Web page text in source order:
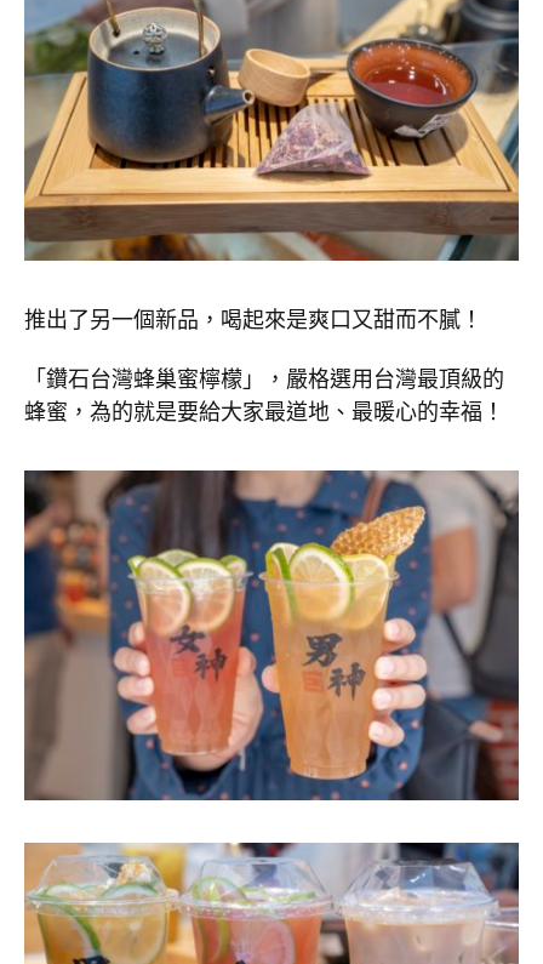
推出了另一個新品，喝起來是爽口又甜而不膩！
「鑽石台灣蜂巢蜜檸檬」，嚴格選用台灣最頂級的
蜂蜜，為的就是要給大家最道地、最暖心的幸福！